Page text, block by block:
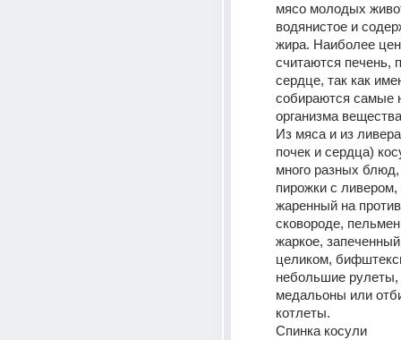
мясо молодых
водянистое и
жира. Наиболее
считаются печень,
сердце, так как
собираются самые
организма
Из мяса и из
почек и сердца)
много разных блюд,
пирожки с ливером,
жаренный на
сковороде,
жаркое,
целиком,
небольшие
медальоны или
котлеты.
Спинка косули